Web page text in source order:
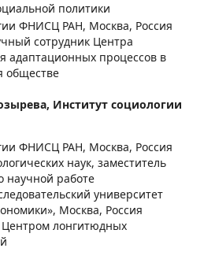
политики
ФНИСЦ РАН, Москва, Россия
сотрудник Центра
адаптационных процессов в
Институт социологии
ФНИСЦ РАН, Москва, Россия
наук, заместитель
научной работе
университет
Москва, Россия
лонгитюдных